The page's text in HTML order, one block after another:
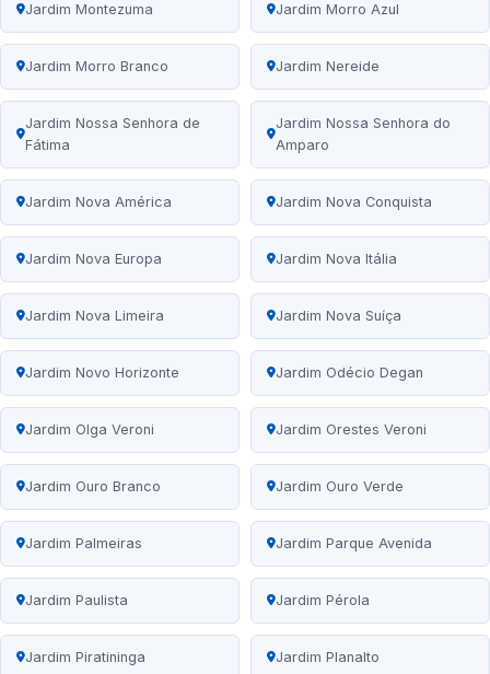
Jardim Montezuma Jardim Morro Azul
Jardim Morro Branco Jardim Nereide
Jardim Nossa Senhora de
Fátima
Jardim Nossa Senhora do
Amparo
Jardim Nova América Jardim Nova Conquista
Jardim Nova Europa Jardim Nova Itália
Jardim Nova Limeira Jardim Nova Suíça
Jardim Novo Horizonte Jardim Odécio Degan
Jardim Olga Veroni Jardim Orestes Veroni
Jardim Ouro Branco Jardim Ouro Verde
Jardim Palmeiras Jardim Parque Avenida
Jardim Paulista Jardim Pérola
Jardim Piratininga Jardim Planalto